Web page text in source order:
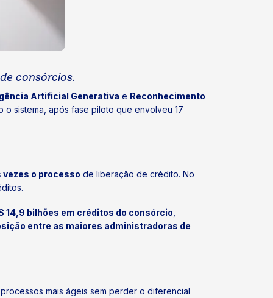
consórcios.
Artificial Generativa e Reconhecimento
sistema, após fase piloto que envolveu 17
o processo de liberação de crédito. No
14,9 bilhões em créditos do consórcio
entre as maiores administradoras de
mais ágeis sem perder o diferencial